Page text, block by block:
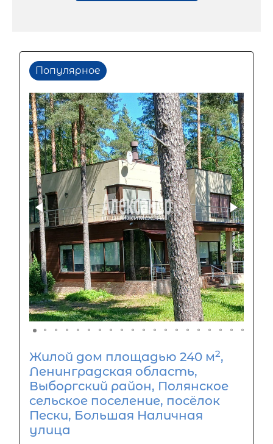
Популярное
Жилой дом площадью 240 м2,
Ленинградская область,
Выборгский район, Полянское
сельское поселение, посёлок
Пески, Большая Наличная
улица